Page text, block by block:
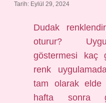
Tarih: Eylül 29, 2024
Dudak
oturur?
göstermesi kaç
renk
tam olarak elde
hafta sonra